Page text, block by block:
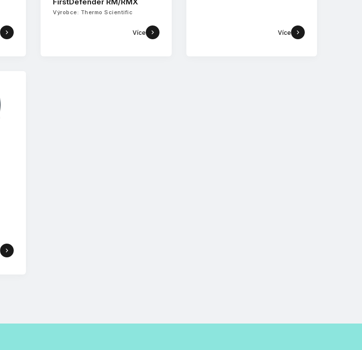
Výrobce: Thermo Scientific
Více Více